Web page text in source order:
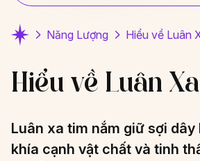
Năng Lượng Hiểu về Luân
Hiểu về Luân
Luân xa tim nắm giữ sợi
khía cạnh vật chất và tinh